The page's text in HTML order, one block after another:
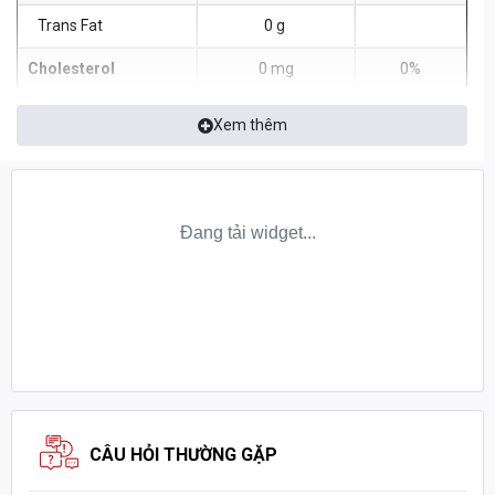
Trans Fat 0 g
Cholesterol 0 mg 0%
Total Sugar less than 1 g
Vitamin D 0 mcg 0%
Calcium
Xem thêm
CÂU HỎI THƯỜNG GẶP